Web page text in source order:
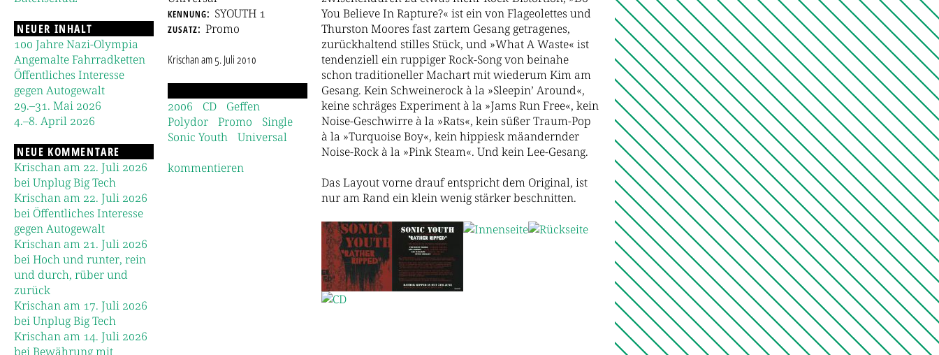
kennung SYOUTH 1
zusatz Promo
Krischanam5. Juli 2010
You Believe In Rapture?« ist ein von Flageolettes und
Thurston Moores fast zartem Gesang getragenes,
zurückhaltend stilles Stück, und »What A Waste« ist
tendenziell ein ruppiger Rock-Song von beinahe
schon traditioneller Machart mit wiederum Kim am
Gesang. Kein Schweinerock à la »Sleepin’ Around«,
keine schräges Experiment à la »Jams Run Free«, kein
Noise-Geschwirre à la »Rats«, kein süßer Traum-Pop
à la »Turquoise Boy«, kein hippiesk mäandernder
Noise-Rock à la »Pink Steam«. Und kein Lee-Gesang.
Das Layout vorne drauf entspricht dem Original, ist
nur am Rand ein klein wenig stärker beschnitten.
2006 CD
Geffen
Polydor
Promo
Single
Sonic Youth
Universal
kommentieren
NEUER INHALT
100 Jahre Nazi-Olympia
Angemalte Fahrradketten
Öffentliches Interesse
gegen Autogewalt
29.–31. Mai 2026
4.–8. April 2026
NEUE KOMMENTARE
Krischan am 22. Juli 2026
bei Unplug Big Tech
Krischan am 22. Juli 2026
bei Öffentliches Interesse
gegen Autogewalt
Krischan am 21. Juli 2026
bei Hoch und runter, rein
und durch, rüber und
zurück
Krischan am 17. Juli 2026
bei Unplug Big Tech
Krischan am 14. Juli 2026
bei Bewährung mit